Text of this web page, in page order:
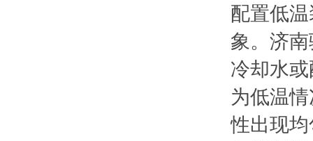
配置低
象。济
冷却水
为低温
性出现